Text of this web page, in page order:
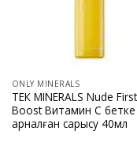
ONLY MINERALS
ТЕК MINERALS Nude
Boost Витамин С бетке
арналған сарысу 40мл